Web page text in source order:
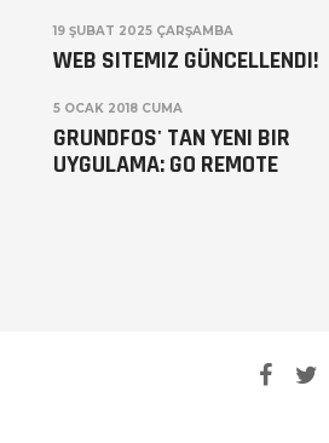
19 ŞUBAT 2025 ÇARŞAMBA
WEB SITEMIZ GÜNCELLENDI!
5 OCAK 2018 CUMA
GRUNDFOS' TAN YENI BIR
UYGULAMA: GO REMOTE